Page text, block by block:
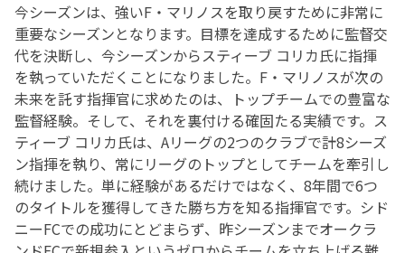
今シーズンは、強いF・マリノスを取り戻すために非常に
重要なシーズンとなります。目標を達成するために監督交
代を決断し、今シーズンからスティーブ コリカ氏に指揮
を執っていただくことになりました。F・マリノスが次の
未来を託す指揮官に求めたのは、トップチームでの豊富な
監督経験。そして、それを裏付ける確固たる実績です。ス
ティーブ コリカ氏は、Aリーグの2つのクラブで計8シーズ
ン指揮を執り、常にリーグのトップとしてチームを牽引し
続けました。単に経験があるだけではなく、8年間で6つ
のタイトルを獲得してきた勝ち方を知る指揮官です。シド
ニーFCでの成功にとどまらず、昨シーズンまでオークラ